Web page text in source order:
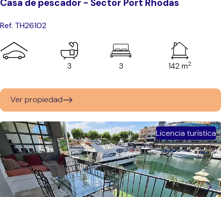
Casa de pescador - Sector Port Rhodas
Ref. TH26102
3 3 142 m2
Ver propiedad
Licencia turística